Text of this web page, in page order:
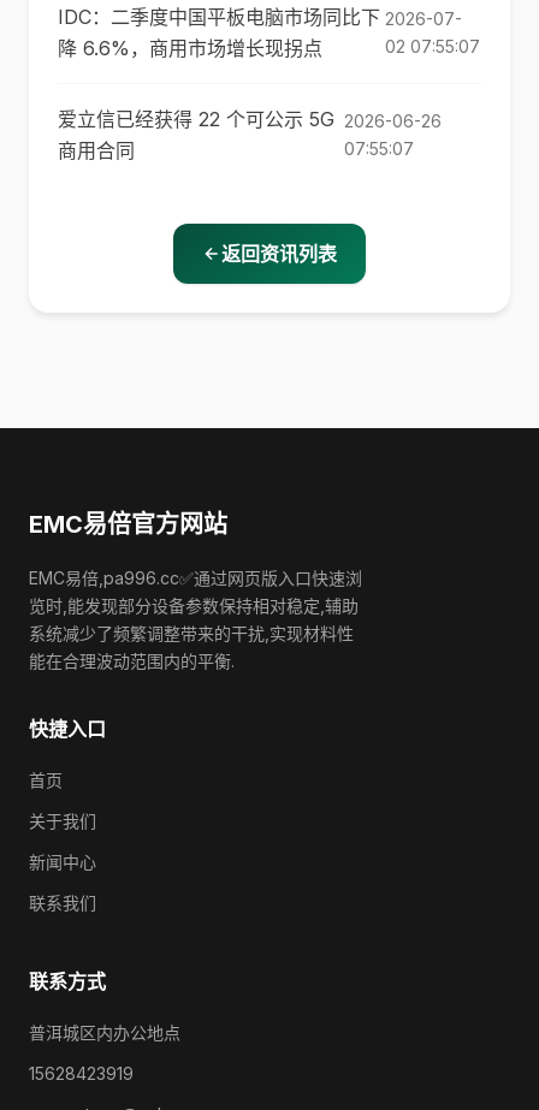
IDC：二季度中国平板电脑市场同比下
降 6.6%，商用市场增长现拐点
2026-07-
02 07:55:07
爱立信已经获得 22 个可公示 5G
商用合同
2026-06-26
07:55:07
返回资讯列表
EMC易倍官方网站
EMC易倍,pa996.cc✅通过网页版入口快速浏
览时,能发现部分设备参数保持相对稳定,辅助
系统减少了频繁调整带来的干扰,实现材料性
能在合理波动范围内的平衡.
快捷入口
首页
关于我们
新闻中心
联系我们
联系方式
普洱城区内办公地点
15628423919